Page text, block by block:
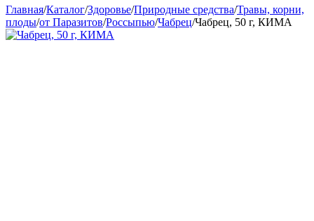
Главная/Каталог/Здоровье/Природные средства/Травы, корни,
плоды/от Паразитов/Россыпью/Чабрец/Чабрец, 50 г, КИМА